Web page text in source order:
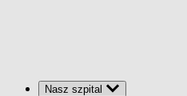
Nasz szpital